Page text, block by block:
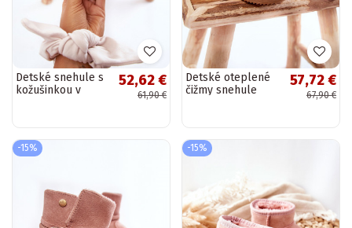
Detské snehule s
kožušinkou v
52,62 €
61,90 €
Detské oteplené
čižmy snehule
57,72 €
67,90 €
-15% -15%